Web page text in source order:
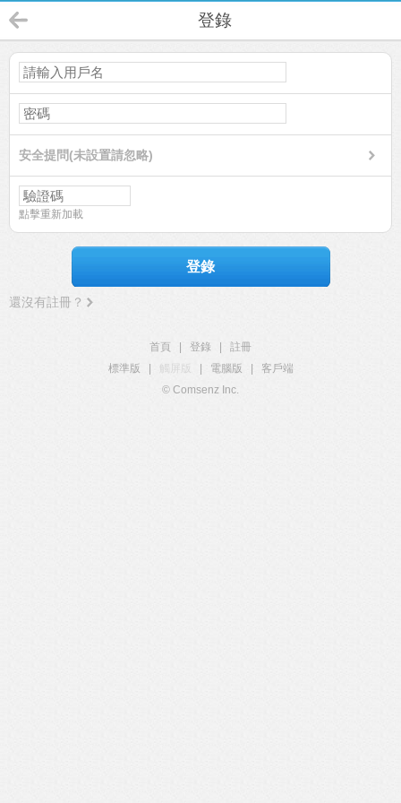
登錄
安全提問(未設置請忽略)
點擊重新加載
登錄
還沒有註冊？
首頁 登錄
註冊
標準版
觸屏版 電腦版
客戶端
© Comsenz Inc.